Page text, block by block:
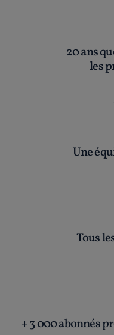
20 ans
les
Une
Tous
+ 3 000 abonnés